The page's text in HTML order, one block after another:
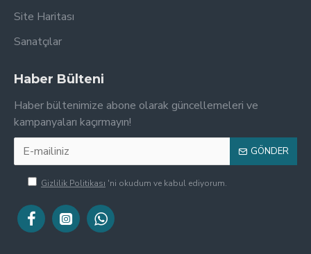
Site Haritası
Sanatçılar
Haber Bülteni
Haber bültenimize abone olarak güncellemeleri ve
kampanyaları kaçırmayın!
GÖNDER
Gizlilik Politikası 'ni okudum ve kabul ediyorum.